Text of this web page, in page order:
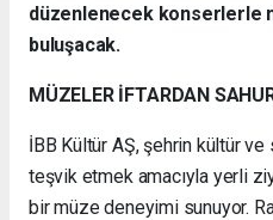
düzenlenecek konserlerle
buluşacak.
MÜZELER İFTARDAN
İBB Kültür AŞ, şehrin kültür
teşvik etmek amacıyla yerli
bir müze deneyimi sunuyor.